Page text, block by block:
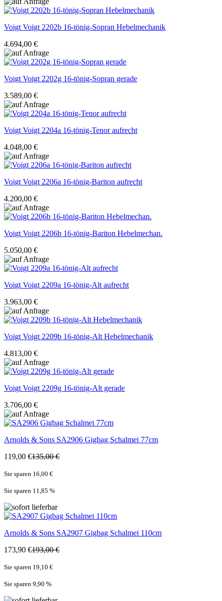
VoigtVoigt 2202b 16-tönig-Sopran Hebelmechanik
4.694,00 €
VoigtVoigt 2202g 16-tönig-Sopran gerade
3.589,00 €
VoigtVoigt 2204a 16-tönig-Tenor aufrecht
4.048,00 €
VoigtVoigt 2206a 16-tönig-Bariton aufrecht
4.200,00 €
VoigtVoigt 2206b 16-tönig-Bariton Hebelmechan.
5.050,00 €
VoigtVoigt 2209a 16-tönig-Alt aufrecht
3.963,00 €
VoigtVoigt 2209b 16-tönig-Alt Hebelmechanik
4.813,00 €
VoigtVoigt 2209g 16-tönig-Alt gerade
3.706,00 €
Arnolds & Sons SA2906 Gigbag Schalmei 77cm
119,00 €135,00 €
Sie sparen 16,00 €
Sie sparen 11,85 %
Arnolds & Sons SA2907 Gigbag Schalmei 110cm
173,90 €193,00 €
Sie sparen 19,10 €
Sie sparen 9,90 %